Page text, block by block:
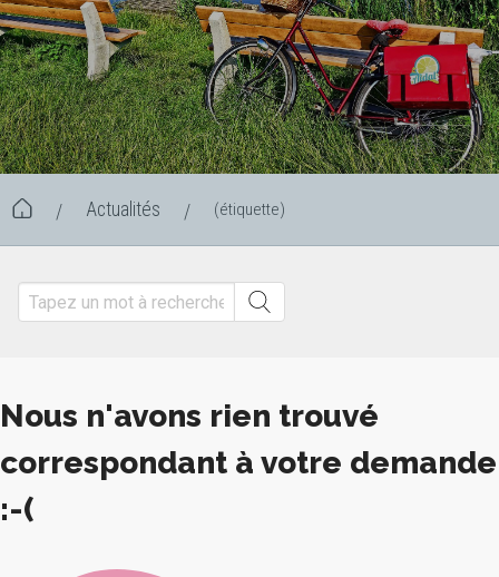
/ Actualités / (étiquette)
Nous n'avons rien trouvé
correspondant à votre demande
:-(